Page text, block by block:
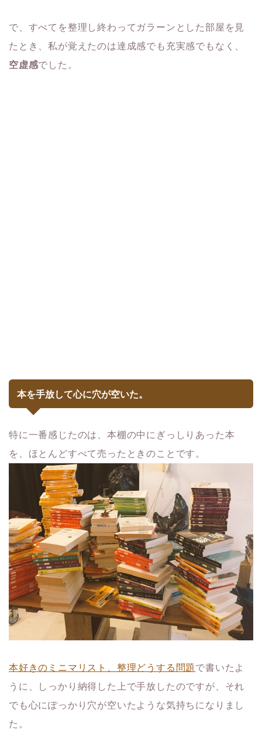
で、すべてを整理し終わってガラーンとした部屋を見
たとき、私が覚えたのは達成感でも充実感でもなく、
空虚感でした。
本を手放して心に穴が空いた。
特に一番感じたのは、本棚の中にぎっしりあった本
を、ほとんどすべて売ったときのことです。
本好きのミニマリスト、整理どうする問題 で書いたよ
うに、しっかり納得した上で手放したのですが、それ
でも心にぽっかり穴が空いたような気持ちになりまし
た。